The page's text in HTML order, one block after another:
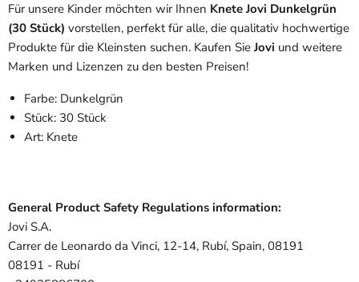
Für unsere Kinder möchten wir Ihnen Knete Jovi Dunkelgrün
(30 Stück) vorstellen, perfekt für alle, die qualitativ hochwertige
Produkte für die Kleinsten suchen. Kaufen Sie Jovi und weitere
Marken und Lizenzen zu den besten Preisen!
Farbe: Dunkelgrün
Stück: 30 Stück
Art: Knete
General Product Safety Regulations information:
Jovi S.A.
Carrer de Leonardo da Vinci, 12-14, Rubí, Spain, 08191
08191 - Rubí